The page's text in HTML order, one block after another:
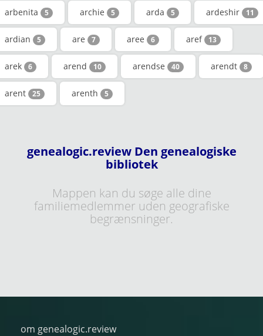
arbenita 5 archie 5 arda 5 ardeshir 11
ardian 5 are 7 aree 6 aref 13
arek 6 arend 10 arendse 40 arendt 8
arent 25 arenth 5
genealogic.review Den genealogiske
bibliotek
Mappen kan du søge alle dine
familiemedlemmer uden geografiske
begrænsninger.
om genealogic.review